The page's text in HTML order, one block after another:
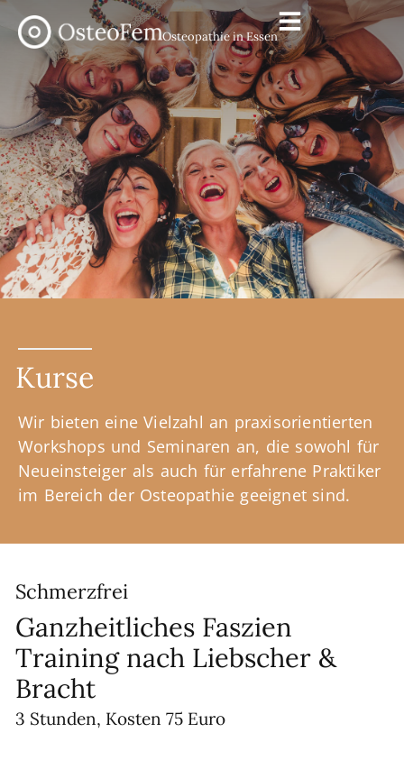
Osteopathie in Essen
Kurse
Wir bieten eine Vielzahl an praxisorientierten
Workshops und Seminaren an, die sowohl für
Neueinsteiger als auch für erfahrene Praktiker
im Bereich der Osteopathie geeignet sind.
Schmerzfrei
Ganzheitliches Faszien
Training nach Liebscher &
Bracht
3 Stunden, Kosten 75 Euro